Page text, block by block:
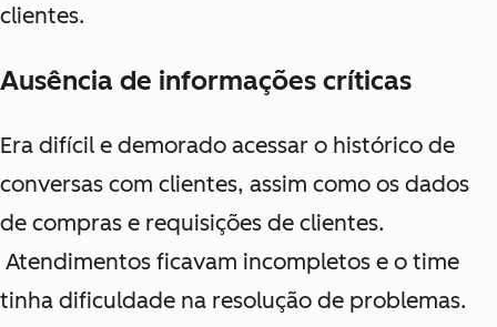
clientes.
Ausência de informações críticas
Era difícil e demorado acessar o histórico de
conversas com clientes, assim como os dados
de compras e requisições de clientes.
Atendimentos ficavam incompletos e o time
tinha dificuldade na resolução de problemas.